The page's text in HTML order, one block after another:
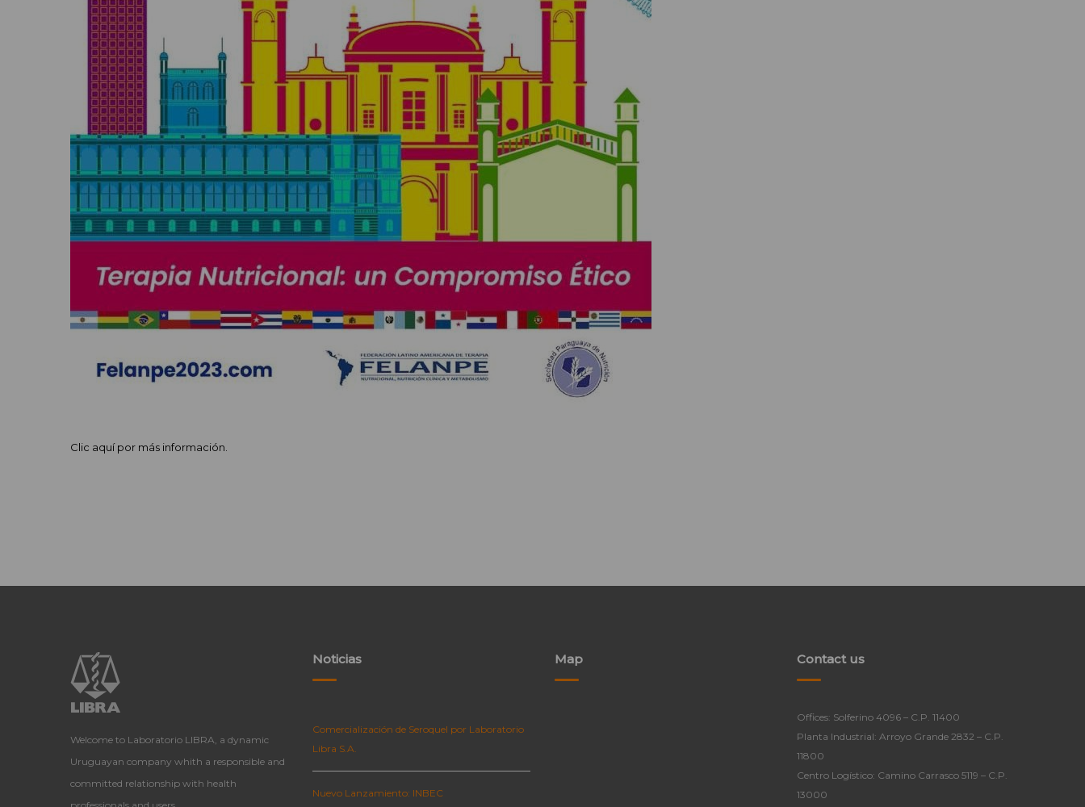
Clic aquí por más información.
Welcome to Laboratorio LIBRA, a dynamic
Uruguayan company whith a responsible and
committed relationship with health
Noticias
Comercialización de Seroquel por Laboratorio
Libra S.A.
Nuevo Lanzamiento: INBEC
Map Contact us
Offices: Solferino 4096 – C.P. 11400
Planta Industrial: Arroyo Grande 2832 – C.P.
11800
Centro Logístico: Camino Carrasco 5119 – C.P.
13000